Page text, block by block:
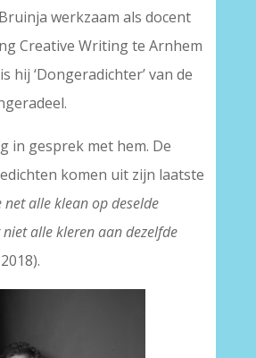
werkzaam als docent
Creative Writing te Arnhem
hij ‘Dongeradichter’ van de
in gesprek met hem. De
komen uit zijn laatste
net alle klean op deselde
niet alle kleren aan dezelfde